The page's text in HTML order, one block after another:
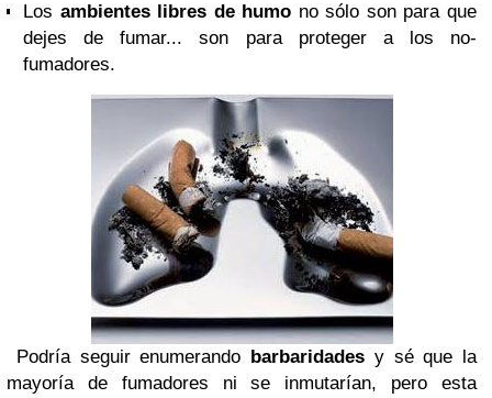
Los ambientes libres de humo no sólo son para que
dejes de fumar... son para proteger a los no-
fumadores.
Podría seguir enumerando barbaridades y sé que la
mayoría de fumadores ni se inmutarían, pero esta